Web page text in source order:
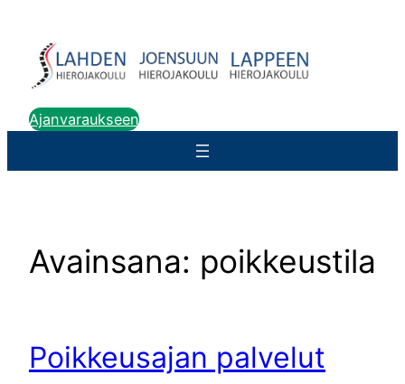
sisältöön
Ajanvaraukseen
Avainsana: poikkeustila
Poikkeusajan palvelut